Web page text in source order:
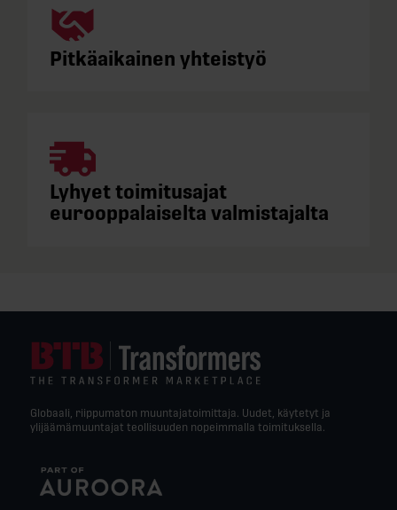
Pitkäaikainen yhteistyö
Lyhyet toimitusajat
eurooppalaiselta valmistajalta
Globaali, riippumaton muuntajatoimittaja. Uudet, käytetyt ja
ylijäämämuuntajat teollisuuden nopeimmalla toimituksella.